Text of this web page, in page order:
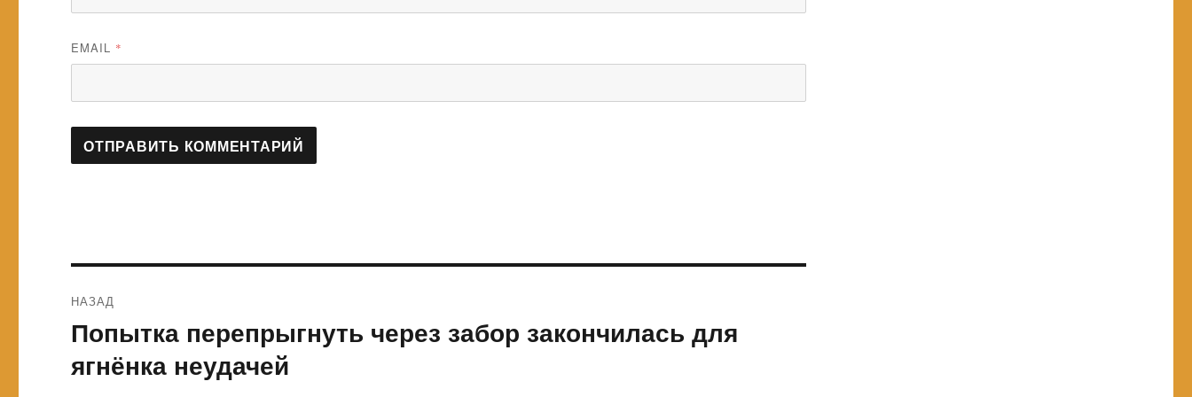
EMAIL *
по
записям
НАЗАД
Предыдущая
запись:
Попытка перепрыгнуть через забор закончилась для
ягнёнка неудачей